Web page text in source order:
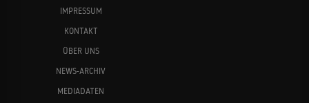
IMPRESSUM
KONTAKT
ÜBER UNS
NEWS-ARCHIV
MEDIADATEN